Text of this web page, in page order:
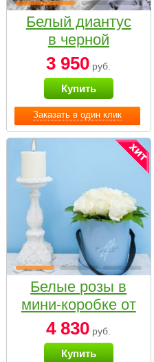
Заказать в один клик
Белый диантус
в черной
коробке Small
3 950 руб.
Купить
Белые розы в
мини-коробке от
Bella Fiori
4 830 руб.
Купить